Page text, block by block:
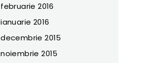
februarie 2016
ianuarie 2016
decembrie 2015
noiembrie 2015